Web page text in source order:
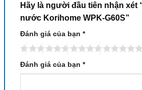
Hãy là người đầu tiên nhận xét
nước Korihome WPK-G60S”
Đánh giá của bạn *
Đánh giá của bạn *